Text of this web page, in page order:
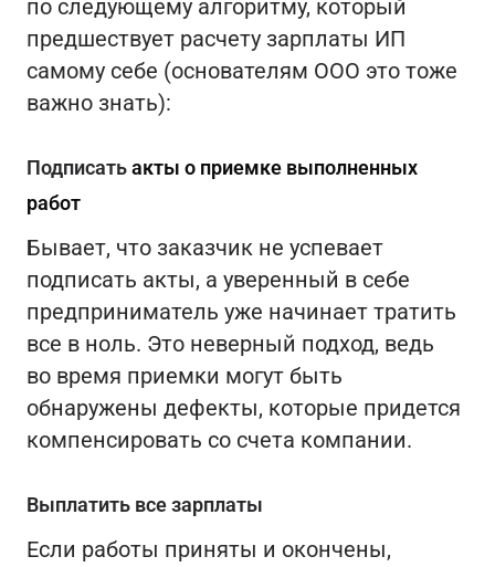
по следующему алгоритму, который
предшествует расчету зарплаты ИП
самому себе (основателям ООО это тоже
важно знать):
Подписатьакты о приемке выполненных
работ
Бывает, что заказчик не успевает
подписать акты, а уверенный в себе
предприниматель уже начинает тратить
все в ноль. Это неверный подход, ведь
во время приемки могут быть
обнаружены дефекты, которые придется
компенсировать со счета компании.
Выплатить все зарплаты
Если работы приняты и окончены,